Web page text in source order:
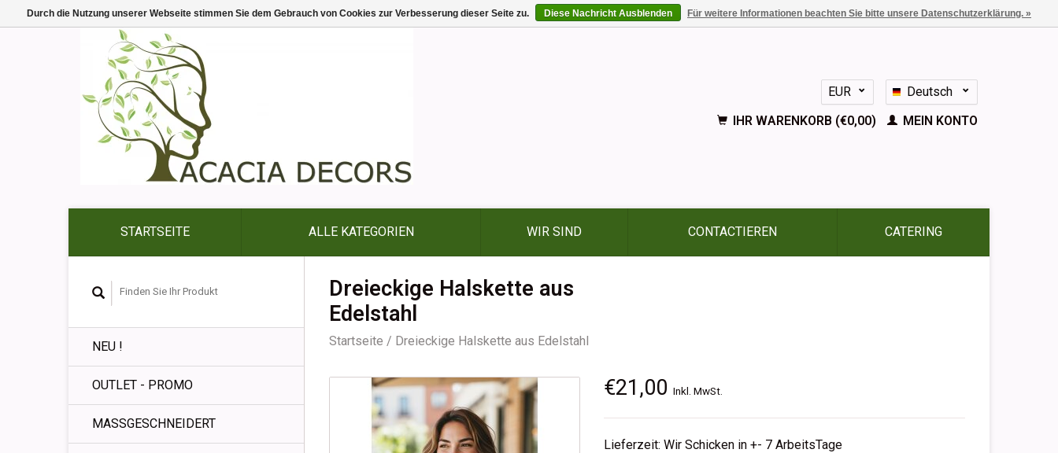
EUR
GBP
Deutsch
Nederlands
English
IHR WARENKORB (€0,00) MEIN KONTO
STARTSEITE ALLE KATEGORIEN WIR SIND CONTACTIEREN CATERING
NEU !
OUTLET - PROMO
MASSGESCHNEIDERT
Dreieckige Halskette aus
Edelstahl
Startseite / Dreieckige Halskette aus Edelstahl
€21,00Inkl. MwSt.
Lieferzeit: Wir Schicken in +- 7 ArbeitsTage
Durch die Nutzung unserer Webseite stimmen Sie dem Gebrauch von Cookies zur Verbesserung dieser Seite zu. Diese Nachricht Ausblenden Für weitere Informationen beachten Sie bitte unsere Datenschutzerklärung. »